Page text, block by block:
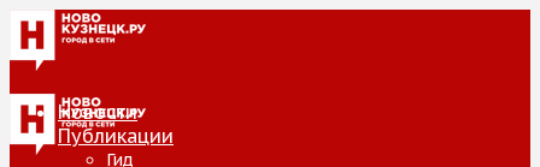
Новости
Публикации
Гид